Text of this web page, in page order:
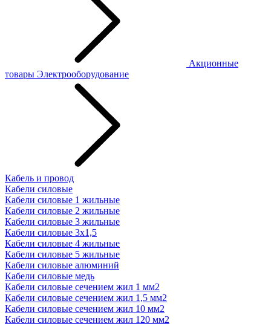
Акционные
товары Электрооборудование
Кабель и провод
Кабели силовые
Кабели силовые 1 жильные
Кабели силовые 2 жильные
Кабели силовые 3 жильные
Кабели силовые 3х1,5
Кабели силовые 4 жильные
Кабели силовые 5 жильные
Кабели силовые алюминий
Кабели силовые медь
Кабели силовые сечением жил 1 мм2
Кабели силовые сечением жил 1,5 мм2
Кабели силовые сечением жил 10 мм2
Кабели силовые сечением жил 120 мм2